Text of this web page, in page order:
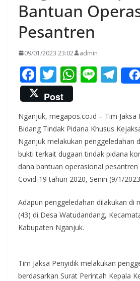
Bantuan
Pesantren
09/01/2023 23:02 admin
F
ac
e
b
o
o
k
T
w
itt
er
W
s
A
p
p
Li T
el
gr
a
m
Post
Nganjuk, megapos.co.id – Tim Jaksa
Bidang Tindak Pidana Khusus
Nganjuk melakukan penggeledahan
bukti terkait dugaan tindak pidana
dana bantuan operasional
Covid-19 tahun 2020, Senin (9/1/
Adapun penggeledahan dilakukan di
(43) di Desa Watudandang,
Kabupaten Nganjuk.
Tim Jaksa Penyidik melakukan
berdasarkan Surat Perintah Kepala